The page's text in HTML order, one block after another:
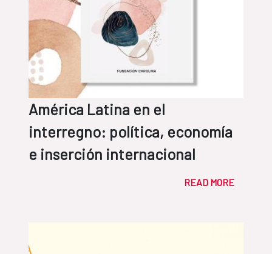
América Latina en el
interregno: política, economía
e inserción internacional
READ MORE